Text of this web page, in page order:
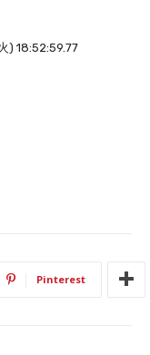
) 18:52:59.77
Pinterest